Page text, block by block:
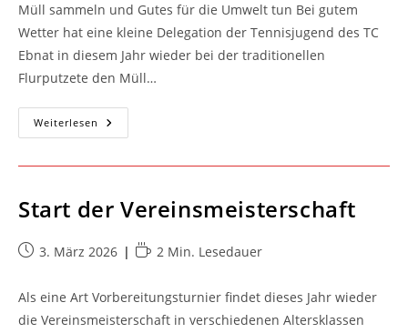
Müll sammeln und Gutes für die Umwelt tun Bei gutem
Wetter hat eine kleine Delegation der Tennisjugend des TC
Ebnat in diesem Jahr wieder bei der traditionellen
Flurputzete den Müll…
Weiterlesen Flurputzete
2026
Start der Vereinsmeisterschaft
Beitrag3. März 2026 Lesedauer:
2 Min. Lesedauer
Als eine Art Vorbereitungsturnier findet dieses Jahr wieder
die Vereinsmeisterschaft in verschiedenen Altersklassen